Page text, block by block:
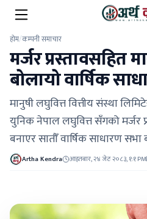
होम/कम्पनी समाचार
मर्जर प्रस्तावसहित
बोलायो वार्षिक
मानुषी लघुवित्त वित्तीय संस्था
युनिक नेपाल लघुवित्त सँगको मर्जर
बनाएर सातौँ वार्षिक साधारण
Artha Kendra आइतबार, २४ जेठ २०८३, १:१ PM